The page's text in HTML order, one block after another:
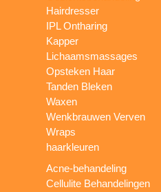
Hairdresser
IPL Ontharing
Kapper
Lichaamsmassages
Opsteken Haar
Tanden Bleken
Waxen
Wenkbrauwen Verven
Wraps
haarkleuren
Acne-behandeling
Cellulite Behandelingen